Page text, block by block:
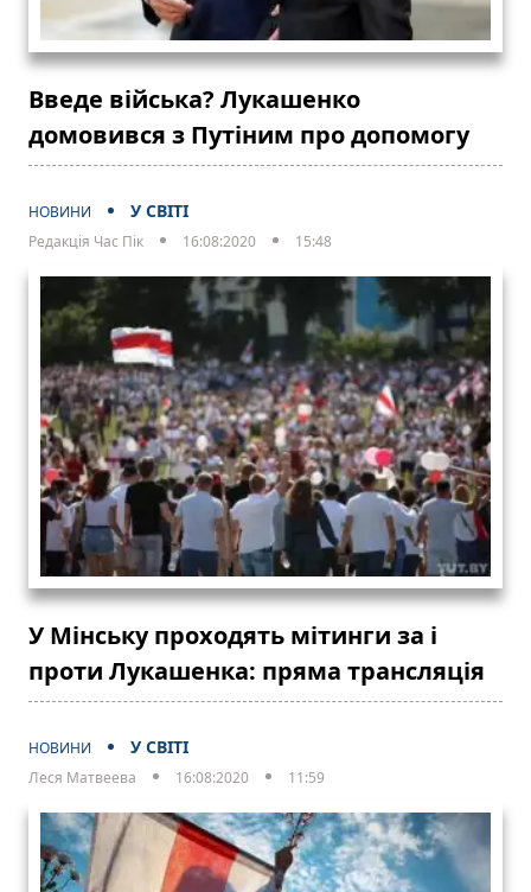
Введе війська? Лукашенко
домовився з Путіним про допомогу
НОВИНИ У СВІТІ
Редакція Час Пік 16:08:2020 15:48
У Мінську проходять мітинги за і
проти Лукашенка: пряма трансляція
НОВИНИ У СВІТІ
Леся Матвеева 16:08:2020 11:59